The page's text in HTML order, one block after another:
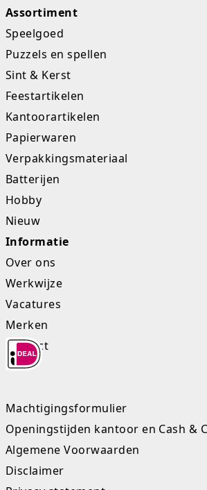
Assortiment
Speelgoed
Puzzels en spellen
Sint & Kerst
Feestartikelen
Kantoorartikelen
Papierwaren
Verpakkingsmateriaal
Batterijen
Hobby
Nieuw
Informatie
Over ons
Werkwijze
Vacatures
Merken
Contact
Machtigingsformulier
Openingstijden kantoor en Cash &
Algemene Voorwaarden
Disclaimer